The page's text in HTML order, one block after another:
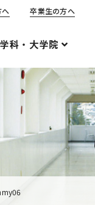
へ 卒業生の方へ
科・大学院